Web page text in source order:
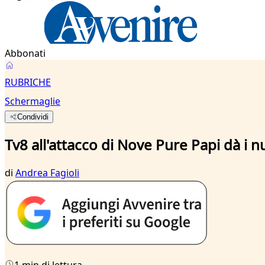
Abbonati
RUBRICHE
Schermaglie
Condividi
Tv8 all'attacco di Nove Pure Papi dà i
di Andrea Fagioli